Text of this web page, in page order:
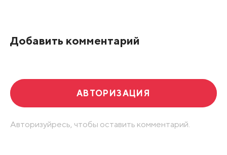
Добавить комментарий
АВТОРИЗАЦИЯ
Авторизуйресь, чтобы оставить комментарий.